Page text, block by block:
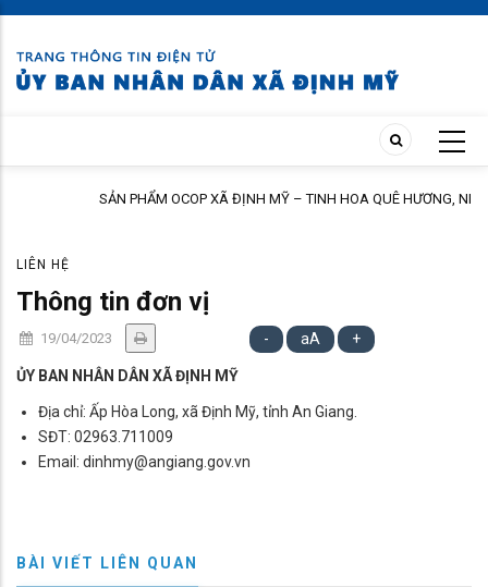
Skip
main
content
SẢN PHẨM OCOP XÃ ĐỊNH MỸ – TINH HOA QUÊ HƯƠNG, NIỀM TIN
LIÊN HỆ
Thông tin đơn vị
19/04/2023 - aA +
ỦY BAN NHÂN DÂN XÃ ĐỊNH MỸ
Địa chỉ: Ấp Hòa Long, xã Định Mỹ, tỉnh An Giang.
SĐT: 02963.711009
Email: dinhmy@angiang.gov.vn
BÀI VIẾT LIÊN QUAN